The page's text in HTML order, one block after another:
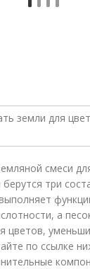
смеси
три
а
цветов,
по ссылке